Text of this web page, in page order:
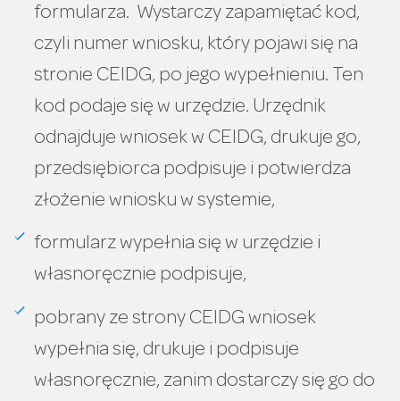
formularza. Wystarczy zapamiętać kod,
czyli numer wniosku, który pojawi się na
stronie CEIDG, po jego wypełnieniu. Ten
kod podaje się w urzędzie. Urzędnik
odnajduje wniosek w CEIDG, drukuje go,
przedsiębiorca podpisuje i potwierdza
złożenie wniosku w systemie,
formularz wypełnia się w urzędzie i
własnoręcznie podpisuje,
pobrany ze strony CEIDG wniosek
wypełnia się, drukuje i podpisuje
własnoręcznie, zanim dostarczy się go do